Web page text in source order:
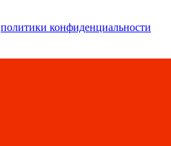
политики конфиденциальности